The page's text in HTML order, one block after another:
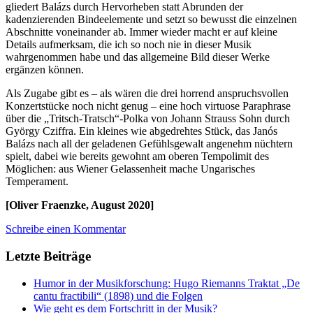
gliedert Balázs durch Hervorheben statt Abrunden der
kadenzierenden Bindeelemente und setzt so bewusst die einzelnen
Abschnitte voneinander ab. Immer wieder macht er auf kleine
Details aufmerksam, die ich so noch nie in dieser Musik
wahrgenommen habe und das allgemeine Bild dieser Werke
ergänzen können.
Als Zugabe gibt es – als wären die drei horrend anspruchsvollen
Konzertstücke noch nicht genug – eine hoch virtuose Paraphrase
über die „Tritsch-Tratsch“-Polka von Johann Strauss Sohn durch
György Cziffra. Ein kleines wie abgedrehtes Stück, das Janós
Balázs nach all der geladenen Gefühlsgewalt angenehm nüchtern
spielt, dabei wie bereits gewohnt am oberen Tempolimit des
Möglichen: aus Wiener Gelassenheit mache Ungarisches
Temperament.
[Oliver Fraenzke, August 2020]
Schreibe einen Kommentar
Letzte Beiträge
Humor in der Musikforschung: Hugo Riemanns Traktat „De
cantu fractibili“ (1898) und die Folgen
Wie geht es dem Fortschritt in der Musik?